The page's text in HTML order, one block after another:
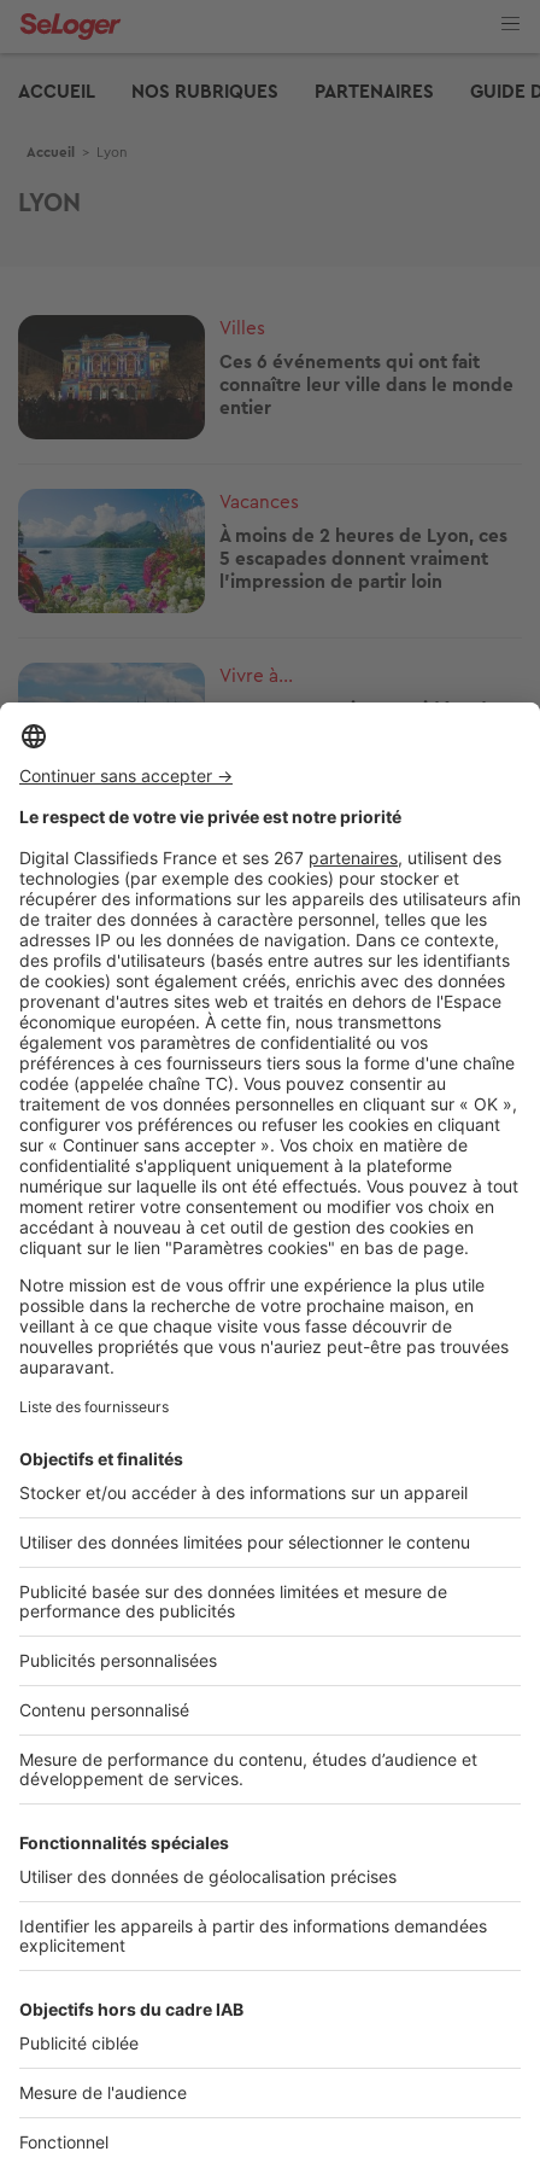
Aller
ACCUEIL
NOS RUBRIQUES PARTENAIRES GUIDE
Fil d'Ariane
Accueil > Lyon
LYON
Image
Villes
Ces 6 événements qui ont fait
connaître leur ville dans le monde
entier
Image
Vacances
À moins de 2 heures de Lyon, ces
5 escapades donnent vraiment
l'impression de partir loin
Image
Vivre à...
Lyon sans se ruiner : 10 idées de
Image
Villes
Marché locatif à Lyon : les loyers
restent élevés, mais la hausse
ralentit
Image
Actualités
Point sur le marché immobilier,
son amour pour Lyon, son livre…
SeLoger a adoré discuter avec
l’agente immo star, Sandra Viricel !
SeLoger c'est aussi
Retrouvez-nous sur ...
L'ENTREPRISE
Nous contacter
Nous recrutons
NOS APPLICATIONS
Découvrez nos applications
Tous nos services pro
Accès client
À DÉCOUVRIR
Annuaire des professionnels
Tout l'immobilier
Toutes les villes
Tous les départements
Toutes les régions